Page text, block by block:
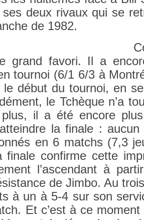
deux rivaux qui se
de 1982.
grand favori. Il a
tour­noi (6/1 6/3 à
le début du tour­noi, en
le Tchèque n’a
il a été en­core plus
la fin­ale :
en 6 matchs (7,3
fin­ale con­fir­me cette
l’as­cendant à
de Jimbo. Au
à un à 5-4 sur son
Et c’est à ce